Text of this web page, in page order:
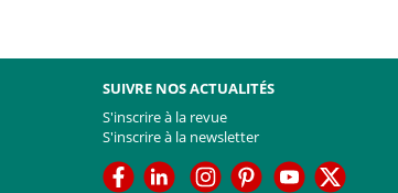
SUIVRE NOS ACTUALITÉS
S'inscrire à la revue
S'inscrire à la newsletter
FacebookLinkedinFacebook YoutubeTwitter